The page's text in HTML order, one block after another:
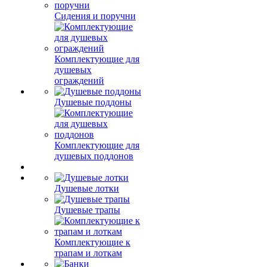
Сидения и поручни
Комплектующие для
душевых
ограждений
Душевые поддоны
Комплектующие для
душевых поддонов
Душевые лотки
Душевые трапы
Комплектующие к
трапам и лоткам